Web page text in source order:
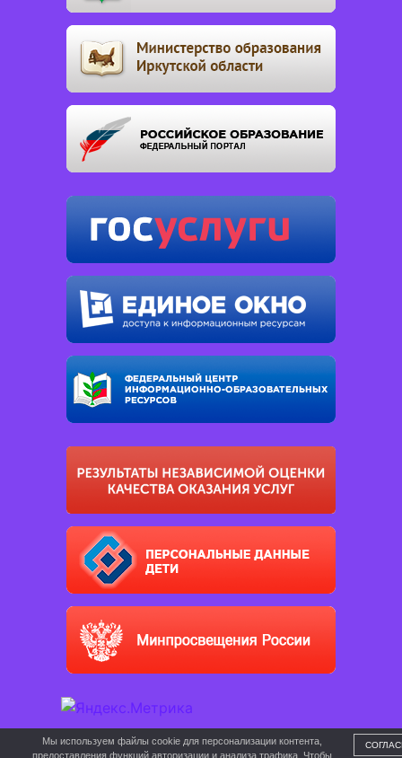
Мы используем файлы cookie для персонализации контента,
предоставления функций авторизации и анализа трафика. Чтобы